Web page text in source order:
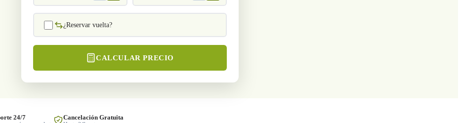
¿Reservar vuelta?
CALCULAR PRECIO
24/7 Cancelación Gratuita